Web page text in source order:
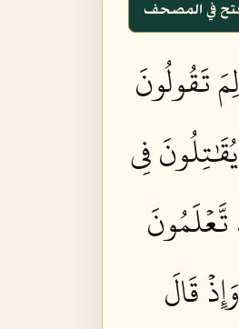
في المصحف
تَقُولُونَ
فِي
تَّعۡلَمُونَ
وَإِذۡ قَالَ